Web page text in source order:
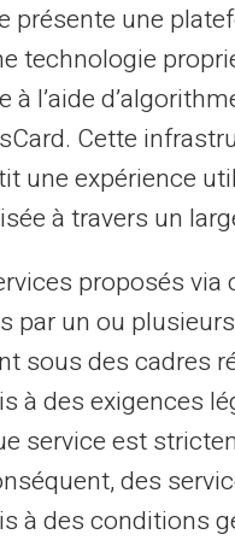
Säkerhet
Håll ditt
Veritas
kreditkort och
bankkonto.
obtenir
VERITAS
présente une
technologie
à l’aide
Cette
une expérience
à travers un
proposés
par un ou
sous des cadres
à des exigences
service est
des
à des conditions